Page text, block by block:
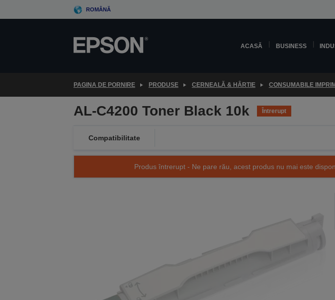
to
ROMÂNĂ
ACASĂ BUSINESS
PAGINA DE PORNIRE PRODUSE CERNEALĂ & HÂRTIE CONSUMABILE
AL-C4200 Toner Black 10k Întrerupt
Compatibilitate
Produs întrerupt - Ne pare rău, acest produs nu mai este